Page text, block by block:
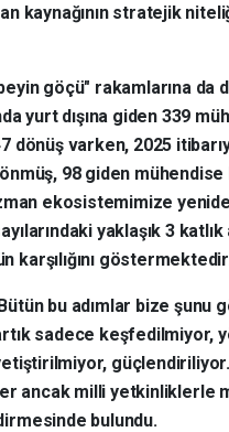
kaynağının stratejik
göçü" rakamlarına da
yurt dışına giden 339
dönüş varken, 2025
98 giden mühendise
ekosistemimize
yaklaşık 3 katlık
karşılığını
bu adımlar bize şunu
sadece keşfedilmiyor,
ancak milli yetkinliklerle
bulundu.